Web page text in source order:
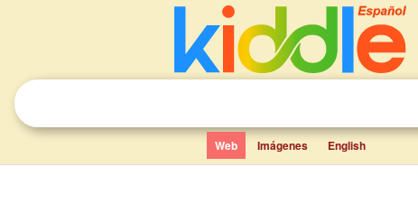
Web Imágenes English